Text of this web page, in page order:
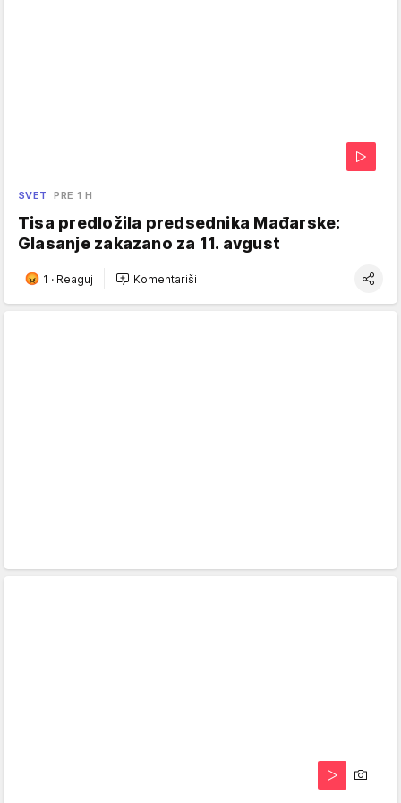
SVET PRE 1 H
Tisa predložila predsednika Mađarske:
Glasanje zakazano za 11. avgust
1 · Reaguj Komentariši